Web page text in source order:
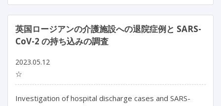
英国ロージアンの介護施設への退院症例と SARS-
CoV-2 の持ち込みの調査
2023.05.12
☆
Investigation of hospital discharge cases and SARS-